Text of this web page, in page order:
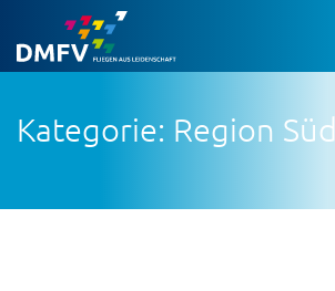
Kategorie: Region Süd